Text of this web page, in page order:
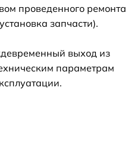
проведенного ремонта
запчасти).
выход из
параметрам